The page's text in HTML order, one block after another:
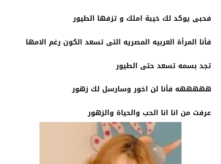
فحبى يوكد لك خيبة املك و تزفها الطيور
فأنا المرأة العربيه المصريه التى تسعد الكون رغم الامها
تجد بسمه تسعد حتى الطيور
هههههه فأنا لن اخور وسارسل لك زهور
عرفت من انا انا الحب والحياة والزهور